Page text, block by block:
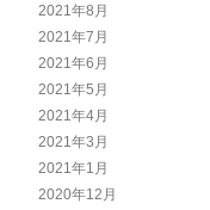
2021年8月
2021年7月
2021年6月
2021年5月
2021年4月
2021年3月
2021年1月
2020年12月